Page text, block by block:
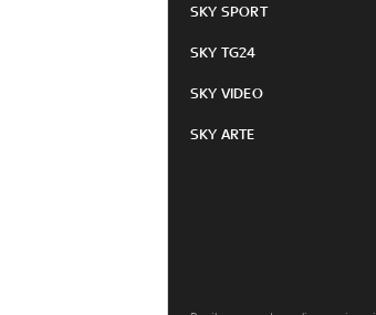
SKY SPORT
SKY TG24
SKY VIDEO
SKY ARTE